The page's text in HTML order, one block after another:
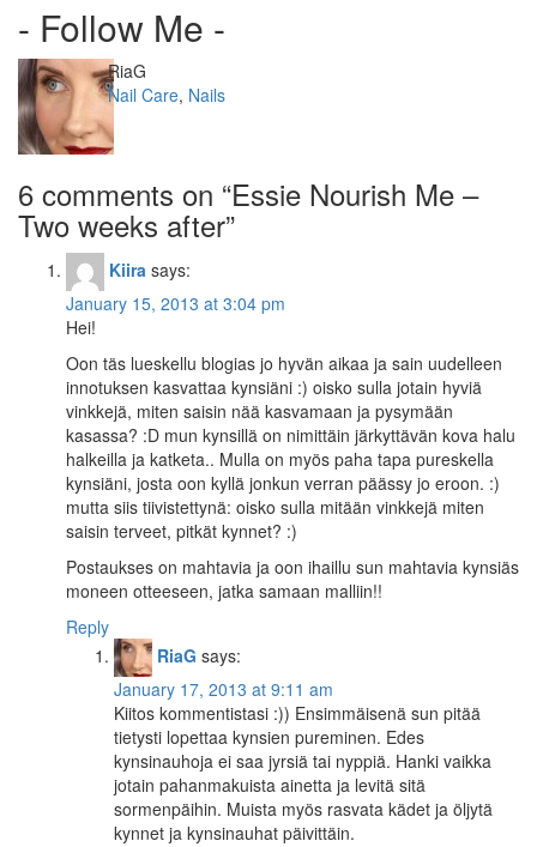
- Follow Me -
Author
RiaG
Categories
Nail Care, Nails
6 comments on “Essie Nourish Me –
Two weeks after”
Kiira says:
January 15, 2013 at 3:04 pm
Hei!
Oon täs lueskellu blogias jo hyvän aikaa ja sain uudelleen
innotuksen kasvattaa kynsiäni :) oisko sulla jotain hyviä
vinkkejä, miten saisin nää kasvamaan ja pysymään
kasassa? :D mun kynsillä on nimittäin järkyttävän kova halu
halkeilla ja katketa.. Mulla on myös paha tapa pureskella
kynsiäni, josta oon kyllä jonkun verran päässy jo eroon. :)
mutta siis tiivistettynä: oisko sulla mitään vinkkejä miten
saisin terveet, pitkät kynnet? :)
Postaukses on mahtavia ja oon ihaillu sun mahtavia kynsiäs
moneen otteeseen, jatka samaan malliin!!
Reply
RiaG says:
January 17, 2013 at 9:11 am
Kiitos kommentistasi :)) Ensimmäisenä sun pitää
tietysti lopettaa kynsien pureminen. Edes
kynsinauhoja ei saa jyrsiä tai nyppiä. Hanki vaikka
jotain pahanmakuista ainetta ja levitä sitä
sormenpäihin. Muista myös rasvata kädet ja öljytä
kynnet ja kynsinauhat päivittäin.